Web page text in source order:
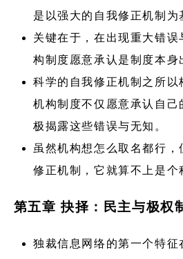
是以强大的自我修正机制为
关键在于，在出现重大错
构制度愿意承认是制度本身
科学的自我修正机制之所以
机构制度不仅愿意承认自己
极揭露这些错误与无知。
虽然机构想怎么取名都行
修正机制，它就算不上是个
第五章 抉择：民主与极权
独裁信息网络的第一个特征